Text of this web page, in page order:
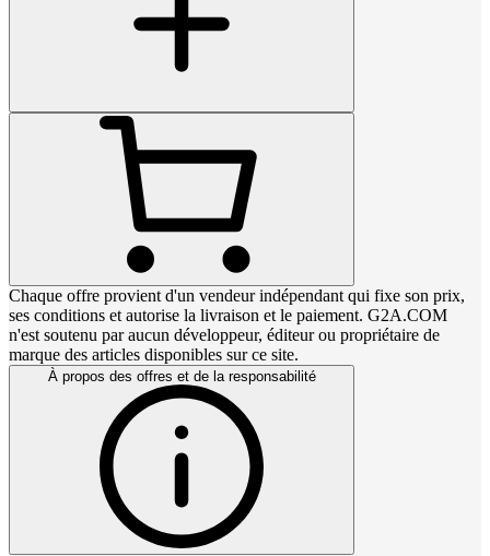
Chaque offre provient d'un vendeur indépendant qui fixe son prix,
ses conditions et autorise la livraison et le paiement. G2A.COM
n'est soutenu par aucun développeur, éditeur ou propriétaire de
marque des articles disponibles sur ce site.
À propos des offres et de la responsabilité